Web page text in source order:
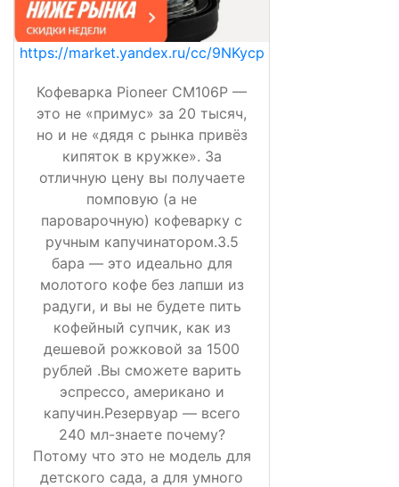
https://market.yandex.ru/cc/9NKycp
Кофеварка Pioneer CM106P —
это не «примус» за 20 тысяч,
но и не «дядя с рынка привёз
кипяток в кружке». За
отличную цену вы получаете
помповую (а не
пароварочную) кофеварку с
ручным капучинатором.3.5
бара — это идеально для
молотого кофе без лапши из
радуги, и вы не будете пить
кофейный супчик, как из
дешевой рожковой за 1500
рублей .Вы сможете варить
эспрессо, американо и
капучин.Резервуар — всего
240 мл-знаете почему?
Потому что это не модель для
детского сада, а для умного